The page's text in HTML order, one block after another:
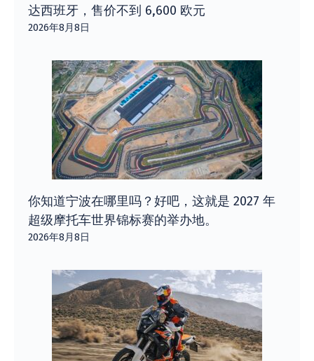
达西班牙，售价不到 6,600 欧元
2026年8月8日
你知道宁波在哪里吗？好吧，这就是 2027 年
超级摩托车世界锦标赛的举办地。
2026年8月8日